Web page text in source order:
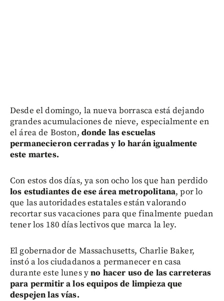
Desde el domingo, la nueva borrasca está dejando
grandes acumulaciones de nieve, especialmente en
el área de Boston, donde las escuelas
permanecieron cerradas y lo harán igualmente
este martes.
Con estos dos días, ya son ocho los que han perdido
los estudiantes de ese área metropolitana, por lo
que las autoridades estatales están valorando
recortar sus vacaciones para que finalmente puedan
tener los 180 días lectivos que marca la ley.
El gobernador de Massachusetts, Charlie Baker,
instó a los ciudadanos a permanecer en casa
durante este lunes yno hacer uso de las carreteras
para permitir a los equipos de limpieza que
despejen las vías.